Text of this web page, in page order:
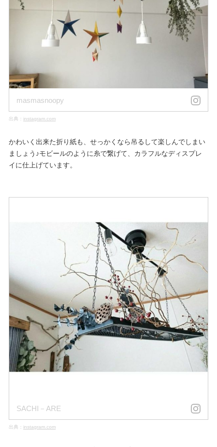
masmasnoopy
出典： instagram.com
かわいく出来た折り紙も、せっかくなら吊るして楽しんでしまい
ましょう♪モビールのように糸で繋げて、カラフルなディスプレ
イに仕上げています。
SACHI－ARE
出典： instagram.com